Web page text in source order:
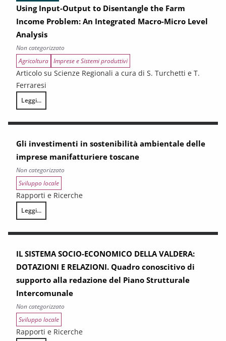
Using Input-Output to Disentangle the Farm
Income Problem: An Integrated Macro-Micro Level
Analysis
Non categorizzato
Agricoltura Imprese e Sistemi produttivi
Articolo su Scienze Regionali a cura di S. Turchetti e T.
Ferraresi
Leggi...
Using Input-Output to Disentangle the Farm Income Problem: An
Gli investimenti in sostenibilità ambientale delle
imprese manifatturiere toscane
Non categorizzato
Sviluppo locale
Rapporti e Ricerche
Leggi...
Gli investimenti in sostenibilità ambientale delle imprese
IL SISTEMA SOCIO-ECONOMICO DELLA VALDERA:
DOTAZIONI E RELAZIONI. Quadro conoscitivo di
supporto alla redazione del Piano Strutturale
Intercomunale
Non categorizzato
Sviluppo locale
Rapporti e Ricerche